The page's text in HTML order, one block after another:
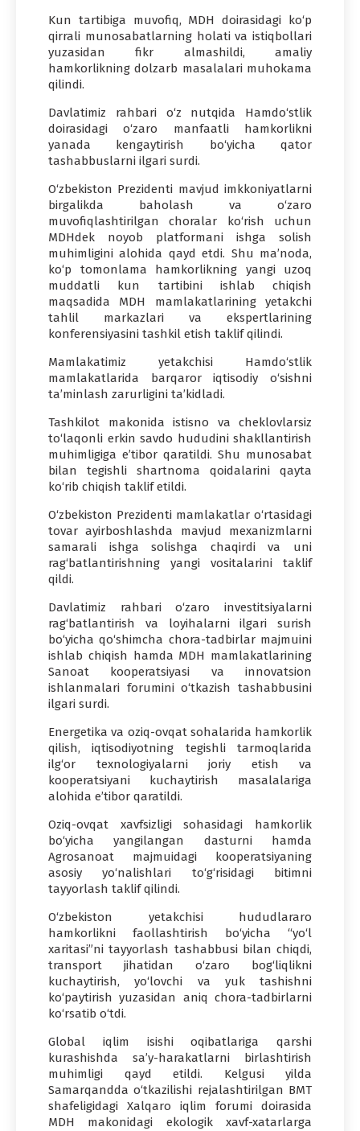
Kun tartibiga muvofiq, MDH doirasidagi ko‘p
qirrali munosabatlarning holati va istiqbollari
yuzasidan fikr almashildi, amaliy
hamkorlikning dolzarb masalalari muhokama
qilindi.
Davlatimiz rahbari o‘z nutqida Hamdo‘stlik
doirasidagi o‘zaro manfaatli hamkorlikni
yanada kengaytirish bo‘yicha qator
tashabbuslarni ilgari surdi.
O‘zbekiston Prezidenti mavjud imkkoniyatlarni
birgalikda baholash va o‘zaro
muvofiqlashtirilgan choralar ko‘rish uchun
MDHdek noyob platformani ishga solish
muhimligini alohida qayd etdi. Shu ma’noda,
ko‘p tomonlama hamkorlikning yangi uzoq
muddatli kun tartibini ishlab chiqish
maqsadida MDH mamlakatlarining yetakchi
tahlil markazlari va ekspertlarining
konferensiyasini tashkil etish taklif qilindi.
Mamlakatimiz yetakchisi Hamdo‘stlik
mamlakatlarida barqaror iqtisodiy o‘sishni
ta’minlash zarurligini ta’kidladi.
Tashkilot makonida istisno va cheklovlarsiz
to‘laqonli erkin savdo hududini shakllantirish
muhimligiga e’tibor qaratildi. Shu munosabat
bilan tegishli shartnoma qoidalarini qayta
ko‘rib chiqish taklif etildi.
O‘zbekiston Prezidenti mamlakatlar o‘rtasidagi
tovar ayirboshlashda mavjud mexanizmlarni
samarali ishga solishga chaqirdi va uni
rag‘batlantirishning yangi vositalarini taklif
qildi.
Davlatimiz rahbari o‘zaro investitsiyalarni
rag‘batlantirish va loyihalarni ilgari surish
bo‘yicha qo‘shimcha chora-tadbirlar majmuini
ishlab chiqish hamda MDH mamlakatlarining
Sanoat kooperatsiyasi va innovatsion
ishlanmalari forumini o‘tkazish tashabbusini
ilgari surdi.
Energetika va oziq-ovqat sohalarida hamkorlik
qilish, iqtisodiyotning tegishli tarmoqlarida
ilg‘or texnologiyalarni joriy etish va
kooperatsiyani kuchaytirish masalalariga
alohida e’tibor qaratildi.
Oziq-ovqat xavfsizligi sohasidagi hamkorlik
bo‘yicha yangilangan dasturni hamda
Agrosanoat majmuidagi kooperatsiyaning
asosiy yo‘nalishlari to‘g‘risidagi bitimni
tayyorlash taklif qilindi.
O‘zbekiston yetakchisi hududlararo
hamkorlikni faollashtirish bo‘yicha “yo‘l
xaritasi”ni tayyorlash tashabbusi bilan chiqdi,
transport jihatidan o‘zaro bog‘liqlikni
kuchaytirish, yo‘lovchi va yuk tashishni
ko‘paytirish yuzasidan aniq chora-tadbirlarni
ko‘rsatib o‘tdi.
Global iqlim isishi oqibatlariga qarshi
kurashishda sa’y-harakatlarni birlashtirish
muhimligi qayd etildi. Kelgusi yilda
Samarqandda o‘tkazilishi rejalashtirilgan BMT
shafeligidagi Xalqaro iqlim forumi doirasida
MDH makonidagi ekologik xavf-xatarlarga